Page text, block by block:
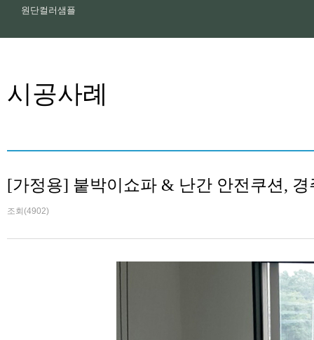
원단컬러샘플
시공사례
[가정용] 붙박이쇼파 & 난간 안전쿠션,
조회(4902)